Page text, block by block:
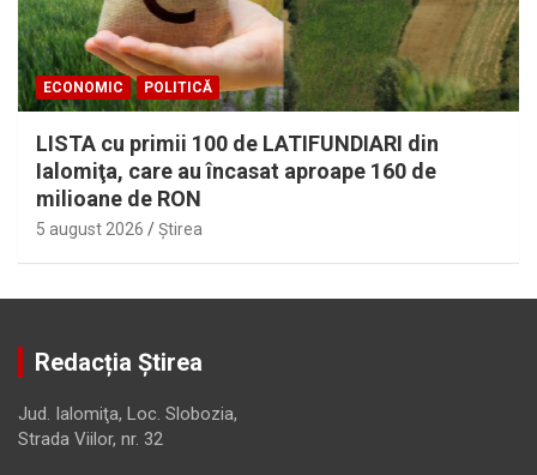
ECONOMIC POLITICĂ
LISTA cu primii 100 de LATIFUNDIARI din
Ialomiţa, care au încasat aproape 160 de
milioane de RON
5 august 2026 Ştirea
Redacția Știrea
Jud. Ialomiţa, Loc. Slobozia,
Strada Viilor, nr. 32